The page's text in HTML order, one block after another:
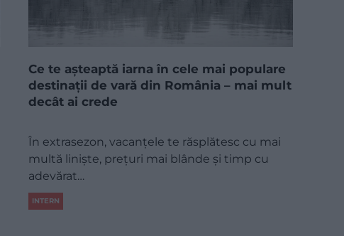
Ce te așteaptă iarna în cele mai populare
destinații de vară din România – mai mult
decât ai crede
În extrasezon, vacanțele te răsplătesc cu mai
multă liniște, prețuri mai blânde și timp cu
adevărat…
INTERN